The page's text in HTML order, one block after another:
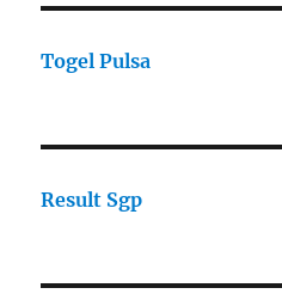
Togel Pulsa
Result Sgp